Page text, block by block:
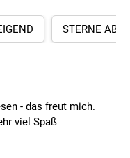
STERNE
- das freut mich.
viel Spaß